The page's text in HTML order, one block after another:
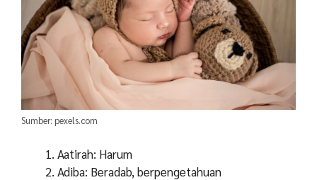
Sumber: pexels.com
Aatirah: Harum
Adiba: Beradab, berpengetahuan